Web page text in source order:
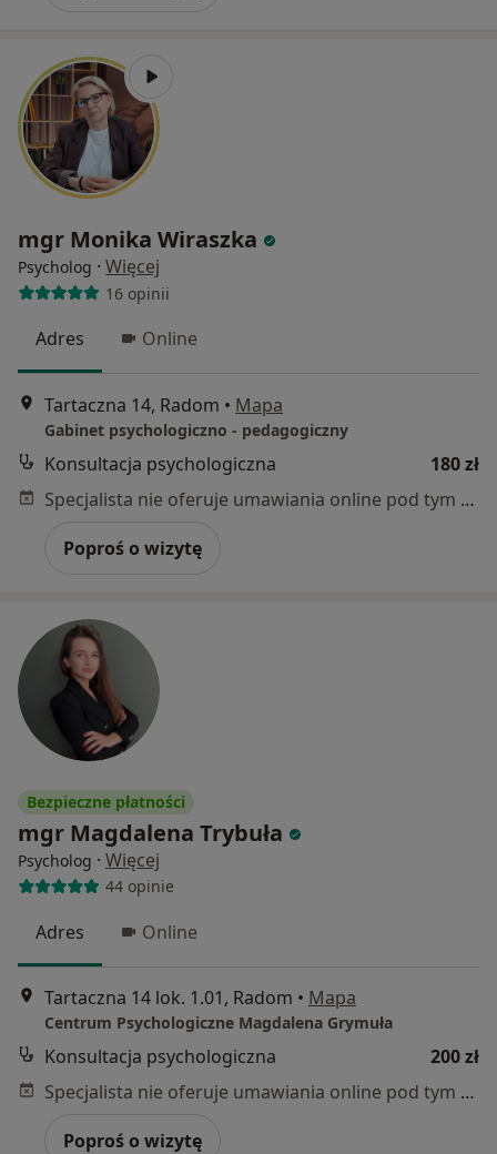
mgr Monika Wiraszka
Psycholog · Więcej
16 opinii
Adres Online
Tartaczna 14, Radom • Mapa
Gabinet psychologiczno - pedagogiczny
Konsultacja psychologiczna
180 zł
Specjalista nie oferuje umawiania online pod tym adresem.
Poproś o wizytę
Bezpieczne płatności
mgr Magdalena Trybuła
Psycholog · Więcej
44 opinie
Adres Online
Tartaczna 14 lok. 1.01, Radom • Mapa
Centrum Psychologiczne Magdalena Grymuła
Konsultacja psychologiczna
200 zł
Specjalista nie oferuje umawiania online pod tym adresem.
Poproś o wizytę